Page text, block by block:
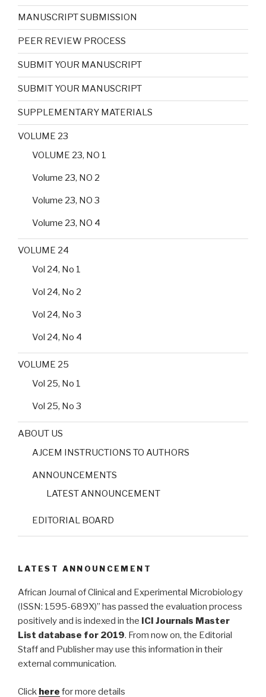
MANUSCRIPT SUBMISSION
PEER REVIEW PROCESS
SUBMIT YOUR MANUSCRIPT
SUBMIT YOUR MANUSCRIPT
SUPPLEMENTARY MATERIALS
VOLUME 23
VOLUME 23, NO 1
Volume 23, NO 2
Volume 23, NO 3
Volume 23, NO 4
VOLUME 24
Vol 24, No 1
Vol 24, No 2
Vol 24, No 3
Vol 24, No 4
VOLUME 25
Vol 25, No 1
Vol 25, No 3
ABOUT US
AJCEM INSTRUCTIONS TO AUTHORS
ANNOUNCEMENTS
LATEST ANNOUNCEMENT
EDITORIAL BOARD
LATEST ANNOUNCEMENT
African Journal of Clinical and Experimental Microbiology
(ISSN: 1595-689X)” has passed the evaluation process
positively and is indexed in the ICI Journals Master
List database for 2019. From now on, the Editorial
Staff and Publisher may use this information in their
external communication.
Click here for more details